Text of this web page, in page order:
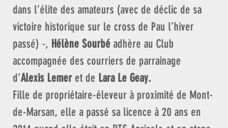
dans l’élite des amateurs (avec de déclic de sa
victoire historique sur le cross de Pau l’hiver
passé) -, Hélène Sourbé adhère au Club
accompagnée des courriers de parrainage
d’Alexis Lemer et de Lara Le Geay.
Fille de propriétaire-éleveur à proximité de Mont-
de-Marsan, elle a passé sa licence à 20 ans en